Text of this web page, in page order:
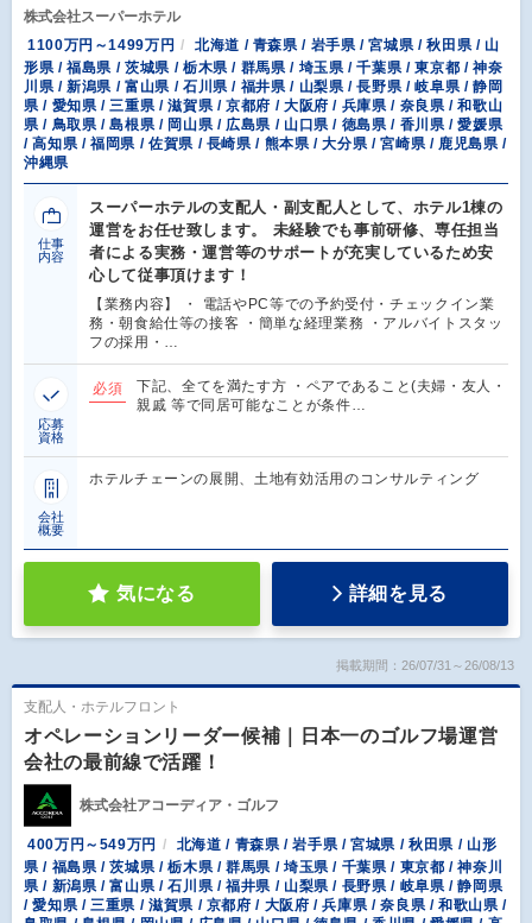
株式会社スーパーホテル
1100万円～1499万円
北海道 / 青森県 / 岩手県 / 宮城県 / 秋田県 / 山
形県 / 福島県 / 茨城県 / 栃木県 / 群馬県 / 埼玉県 / 千葉県 / 東京都 / 神奈
川県 / 新潟県 / 富山県 / 石川県 / 福井県 / 山梨県 / 長野県 / 岐阜県 / 静岡
県 / 愛知県 / 三重県 / 滋賀県 / 京都府 / 大阪府 / 兵庫県 / 奈良県 / 和歌山
県 / 鳥取県 / 島根県 / 岡山県 / 広島県 / 山口県 / 徳島県 / 香川県 / 愛媛県
/ 高知県 / 福岡県 / 佐賀県 / 長崎県 / 熊本県 / 大分県 / 宮崎県 / 鹿児島県 /
沖縄県
仕事
内容
スーパーホテルの支配人・副支配人として、ホテル1棟の
運営をお任せ致します。 未経験でも事前研修、専任担当
者による実務・運営等のサポートが充実しているため安
心して従事頂けます！
【業務内容】 ・ 電話やPC等での予約受付・チェックイン業
務・朝食給仕等の接客 ・簡単な経理業務 ・アルバイトスタッ
フの採用・…
応募
資格
必須
下記、全てを満たす方 ・ペアであること(夫婦・友人・
親戚 等で同居可能なことが条件…
会社
概要
ホテルチェーンの展開、土地有効活用のコンサルティング
気になる 詳細を見る
掲載期間：26/07/31～26/08/13
支配人・ホテルフロント
オペレーションリーダー候補｜日本一のゴルフ場運営
会社の最前線で活躍！
株式会社アコーディア・ゴルフ
400万円～549万円
北海道 / 青森県 / 岩手県 / 宮城県 / 秋田県 / 山形
県 / 福島県 / 茨城県 / 栃木県 / 群馬県 / 埼玉県 / 千葉県 / 東京都 / 神奈川
県 / 新潟県 / 富山県 / 石川県 / 福井県 / 山梨県 / 長野県 / 岐阜県 / 静岡県
/ 愛知県 / 三重県 / 滋賀県 / 京都府 / 大阪府 / 兵庫県 / 奈良県 / 和歌山県 /